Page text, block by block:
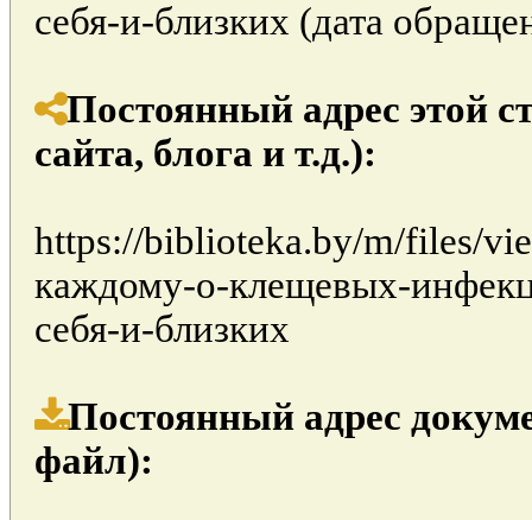
себя-и-близких (дата
Постоянный адрес этой
сайта, блога и т.д.):
https://biblioteka.by/m/files/
каждому-о-клещевых-
себя-и-близких
Постоянный адрес
файл):